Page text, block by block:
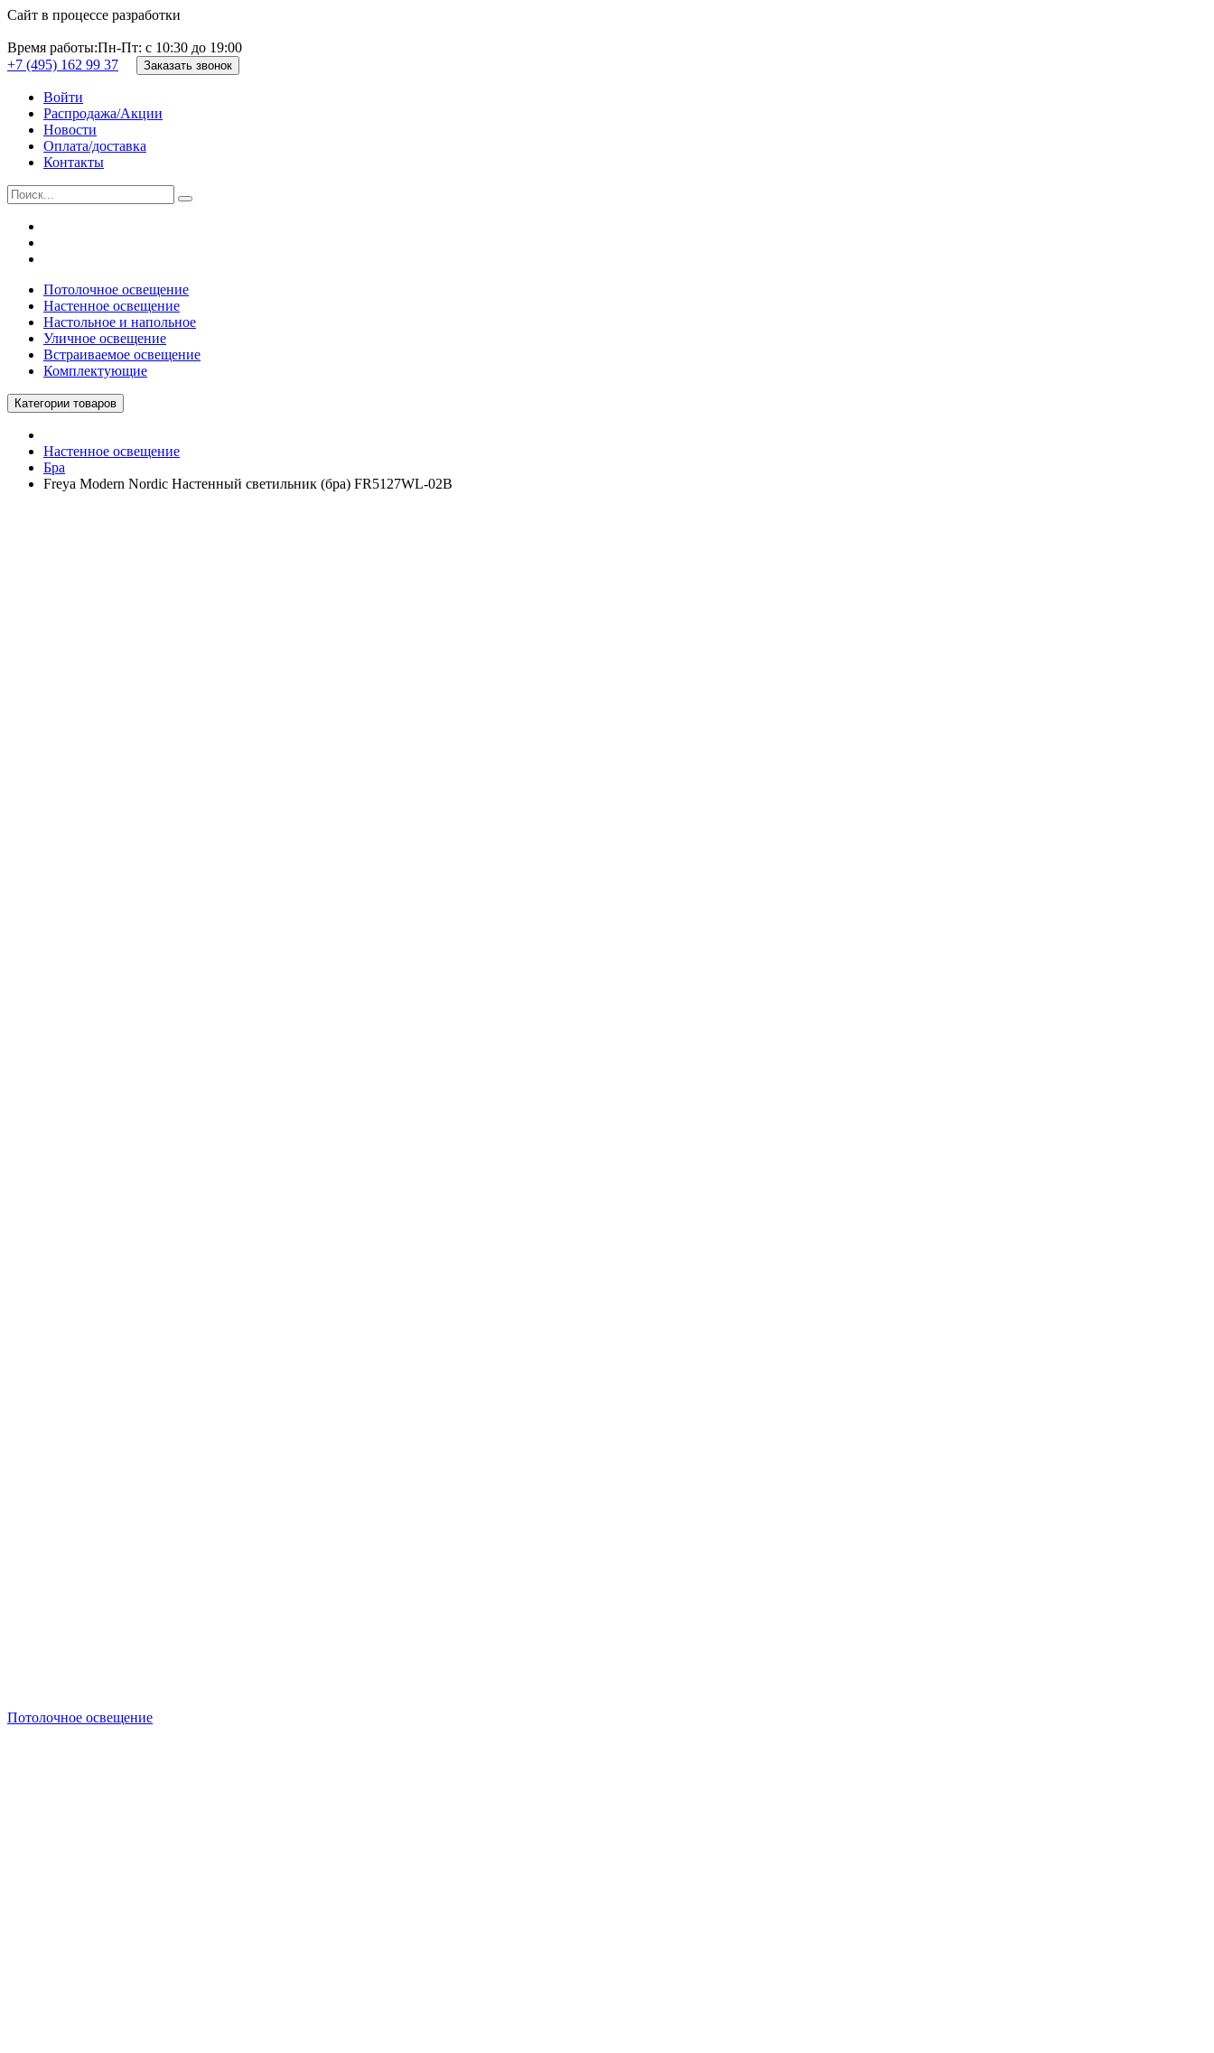
Сайт в процессе разработки
Время работы:Пн-Пт: с 10:30 до 19:00
+7 (495) 162 99 37
Заказать звонок
Войти
Распродажа/Акции
Новости
Оплата/доставка
Контакты
Потолочное освещение
Настенное освещение
Настольное и напольное
Уличное освещение
Встраиваемое освещение
Комплектующие
Категории товаров
Настенное освещение
Бра
Freya Modern Nordic Настенный светильник (бра) FR5127WL-02B
Потолочное освещение